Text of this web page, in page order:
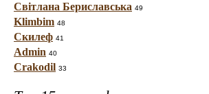
Світлана Бериславська 49
Klimbim 48
Скилеф 41
Admin 40
Crakodil 33